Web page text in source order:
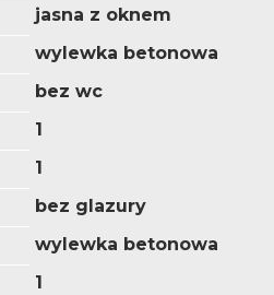
jasna z oknem
wylewka betonowa
bez wc
1
1
bez glazury
wylewka betonowa
1